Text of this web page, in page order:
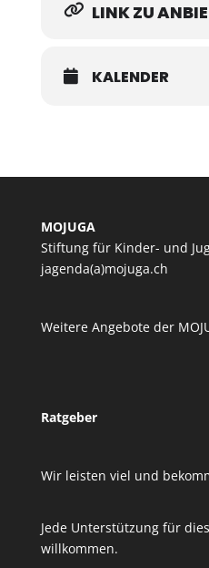
LINK ZU
KALENDER
MOJUGA
Stiftung für Kinder- und
jagenda(a)mojuga.ch
Weitere Angebote der
Ratgeber
Wir leisten viel und
Jede Unterstützung für
willkommen.